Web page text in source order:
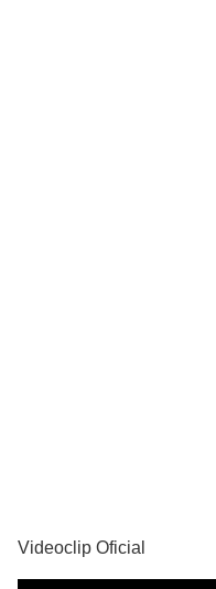
Videoclip Oficial